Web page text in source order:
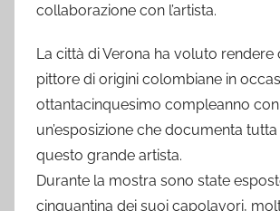
collaborazione con l’artista.
La città di Verona ha voluto
pittore di origini colombiane in
ottantacinquesimo compleanno con
un’esposizione che documenta tutta
questo grande artista.
Durante la mostra sono state
cinquantina dei suoi capolavori,